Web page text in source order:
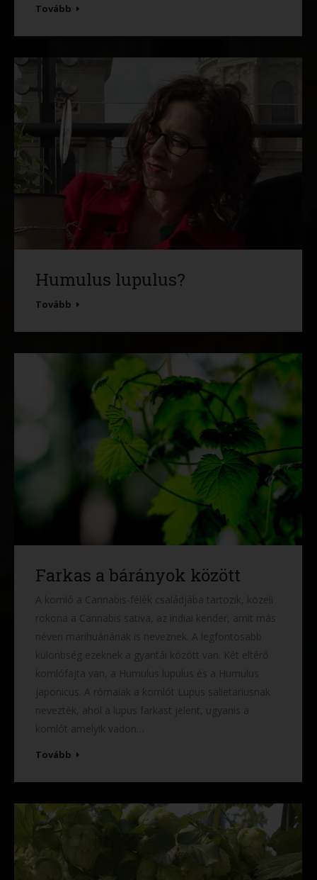
Tovább
Humulus lupulus?
Tovább
Farkas a bárányok között
A komló a Cannabis-félék családjába tartozik, közeli
rokona a Cannabis sativa, az indiai kender, amit más
néven marihuánának is neveznek. A legfontosabb
különbség ezeknek a gyantái között van. Két eltérő
komlófajta van, a Humulus lupulus és a Humulus
japonicus. A rómaiak a komlót Lupus salietariusnak
nevezték, ahol a lupus farkast jelent, ugyanis a
komlót amelyik vadon…
Tovább